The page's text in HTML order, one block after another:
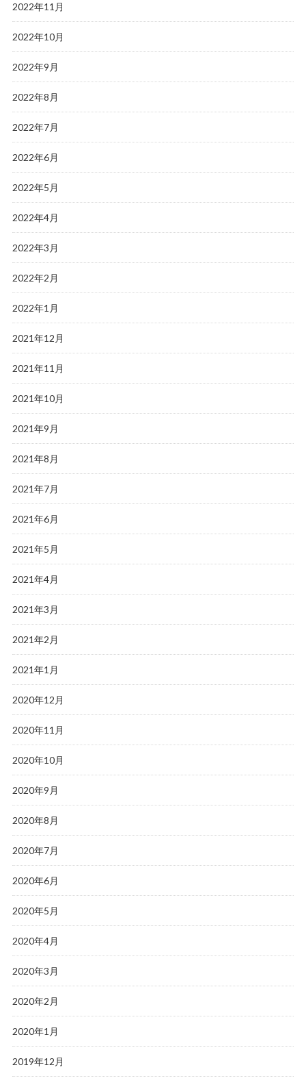
2022年11月
2022年10月
2022年9月
2022年8月
2022年7月
2022年6月
2022年5月
2022年4月
2022年3月
2022年2月
2022年1月
2021年12月
2021年11月
2021年10月
2021年9月
2021年8月
2021年7月
2021年6月
2021年5月
2021年4月
2021年3月
2021年2月
2021年1月
2020年12月
2020年11月
2020年10月
2020年9月
2020年8月
2020年7月
2020年6月
2020年5月
2020年4月
2020年3月
2020年2月
2020年1月
2019年12月